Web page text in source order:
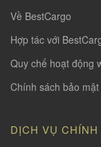
Về BestCargo
Hợp tác với
Quy chế hoạt động
Chính sách bảo mật
DỊCH VỤ